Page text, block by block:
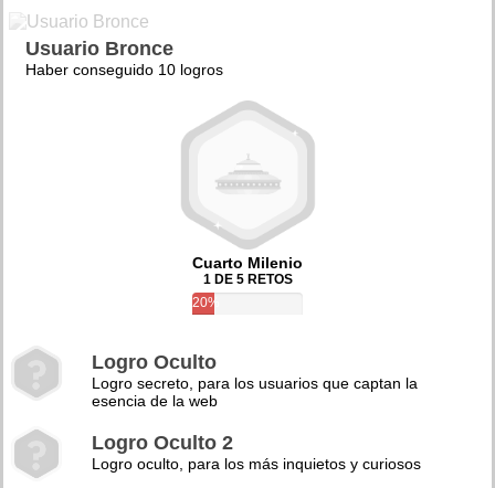
Usuario Bronce
Haber conseguido 10 logros
Cuarto Milenio
1 DE 5 RETOS
20%
Logro Oculto
Logro secreto, para los usuarios que captan la
esencia de la web
Logro Oculto 2
Logro oculto, para los más inquietos y curiosos